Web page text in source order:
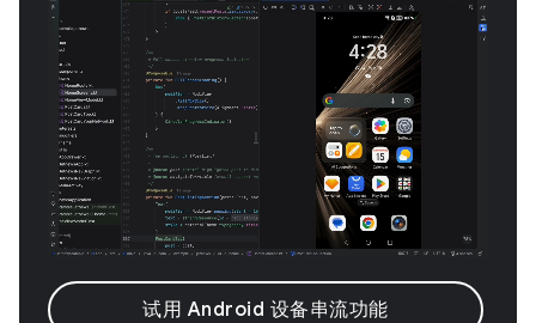
试用 Android 设备串流功能